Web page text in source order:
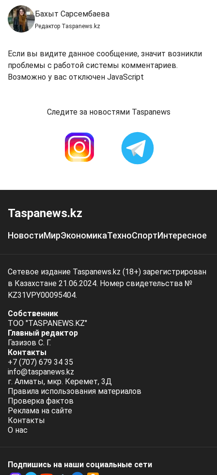
Бахыт Сарсембаева
Редактор Taspanews.kz
Если вы видите данное сообщение, значит возникли
проблемы с работой системы комментариев.
Возможно у вас отключен JavaScript
Следите за новостями Taspanews
Taspanews.kz
НовостиМирЭкономикаТехноСпортИнтересное
Сетевое издание Taspanews.kz (18+) зарегистрирован
в Казахстане 21.06.2024. Номер свидетельства №
KZ31VPY00095404.
Собственник
ТОО "TASPANEWS.KZ"
Главный редактор
Газизов С. Г.
Контакты
+7 (707) 679 34 35
info@taspanews.kz
г. Алматы, мкр. Керемет, 3Д
Правила использования материалов
Проверка фактов
Реклама на сайте
Контакты
О нас
Подпишись на наши социальные cети